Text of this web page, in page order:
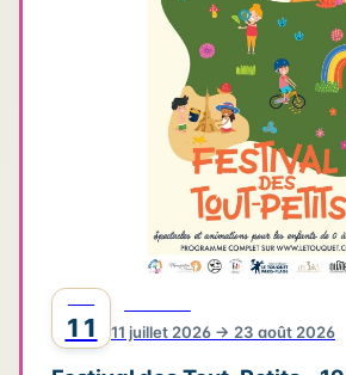
11 11 juillet 2026 → 23 août 2026